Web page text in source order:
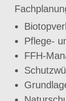
Pflege-
FFH-